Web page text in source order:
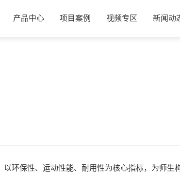
产品中心 项目案例 视频专区 新闻动
环保性、运动性能、耐用性为核心指标，为师生